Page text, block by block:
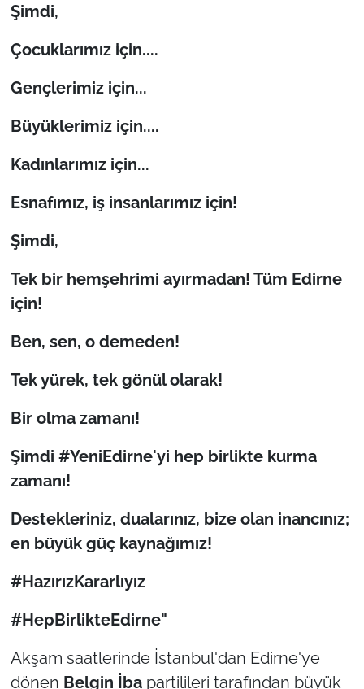
Şimdi,
Çocuklarımız için....
Gençlerimiz için...
Büyüklerimiz için....
Kadınlarımız için...
Esnafımız, iş insanlarımız için!
Şimdi,
Tek bir hemşehrimi ayırmadan! Tüm Edirne
için!
Ben, sen, o demeden!
Tek yürek, tek gönül olarak!
Bir olma zamanı!
Şimdi #YeniEdirne'yi hep birlikte kurma
zamanı!
Destekleriniz, dualarınız, bize olan inancınız;
en büyük güç kaynağımız!
#HazırızKararlıyız
#HepBirlikteEdirne"
Akşam saatlerinde İstanbul'dan Edirne'ye
dönen Belgin İbapartilileri tarafından büyük